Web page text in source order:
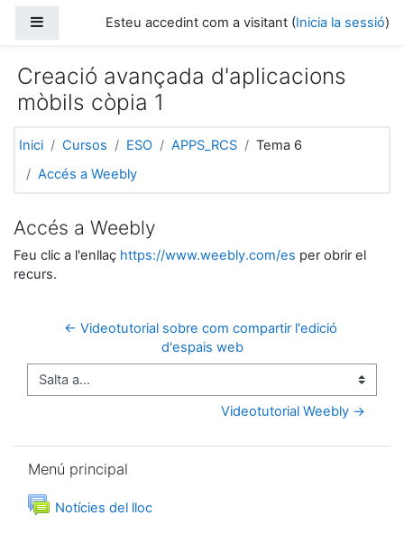
Panell lateralEsteu accedint com a visitant (Inicia la sessió)
Creació avançada d'aplicacions
mòbils còpia 1
Inici Cursos ESO APPS_RCS
Tema 6
Accés a Weebly
Accés a Weebly
Feu clic a l'enllaç https://www.weebly.com/es per obrir el
recurs.
← Videotutorial sobre com compartir l'edició
d'espais web
Salta a...
Videotutorial Weebly →
Menú principal
Notícies del llocFòrum